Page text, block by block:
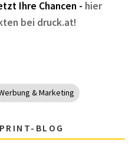
Ihre Chancen - hier
bei druck.at!
& Marketing
BLOG